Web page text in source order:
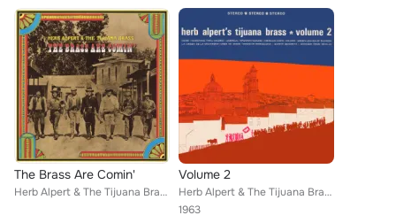
The Brass Are Comin'
Herb Alpert & The Tijuana Brass
Volume 2
Herb Alpert & The Tijuana Brass
1963